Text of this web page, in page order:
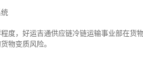
度，好运吉通供应链冷链运输事业部在
物变质风险。